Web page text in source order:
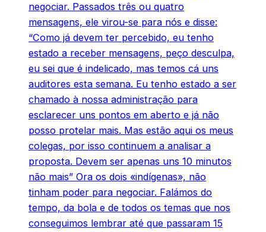
negociar. Passados três ou quatro
mensagens, ele virou-se para nós e disse:
“Como já devem ter percebido, eu tenho
estado a receber mensagens, peço desculpa,
eu sei que é indelicado, mas temos cá uns
auditores esta semana. Eu tenho estado a ser
chamado à nossa administração para
esclarecer uns pontos em aberto e já não
posso protelar mais. Mas estão aqui os meus
colegas, por isso continuem a analisar a
proposta. Devem ser apenas uns 10 minutos
não mais” Ora os dois «indígenas», não
tinham poder para negociar. Falámos do
tempo, da bola e de todos os temas que nos
conseguimos lembrar até que passaram 15